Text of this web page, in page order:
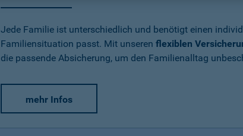
Jede Familie ist unterschiedlich und benötigt einen
Familiensituation passt. Mit unseren flexiblen
die passende Absicherung, um den Familienalltag
mehr Infos